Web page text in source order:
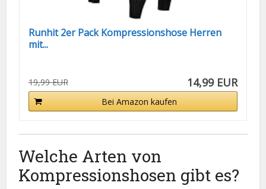
Runhit 2er Pack Kompressionshose Herren
mit...
19,99 EUR 14,99 EUR
Bei Amazon kaufen
Welche Arten von
Kompressionshosen gibt es?